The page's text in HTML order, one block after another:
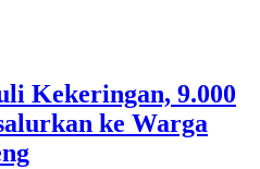
Kekeringan, 9.000
ke Warga